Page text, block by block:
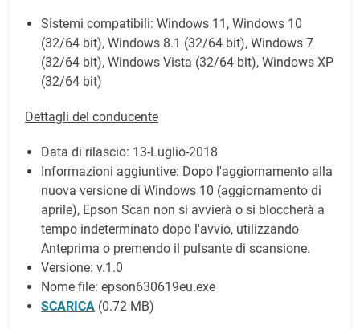
Sistemi compatibili: Windows 11, Windows 10
(32/64 bit), Windows 8.1 (32/64 bit), Windows 7
(32/64 bit), Windows Vista (32/64 bit), Windows XP
(32/64 bit)
Dettagli del conducente
Data di rilascio: 13-Luglio-2018
Informazioni aggiuntive: Dopo l'aggiornamento alla
nuova versione di Windows 10 (aggiornamento di
aprile), Epson Scan non si avvierà o si bloccherà a
tempo indeterminato dopo l'avvio, utilizzando
Anteprima o premendo il pulsante di scansione.
Versione: v.1.0
Nome file: epson630619eu.exe
SCARICA (0.72 MB)